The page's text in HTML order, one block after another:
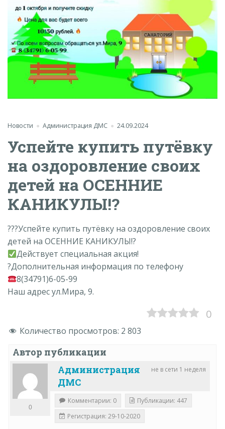
Новости Администрация ДМС 24.09.2024
Успейте купить путёвку
на оздоровление своих
детей на ОСЕННИЕ
КАНИКУЛЫ!?
???Успейте купить путёвку на оздоровление своих
детей на ОСЕННИЕ КАНИКУЛЫ!?
Действует специальная акция!
?Дополнительная информация по телефону
8(34791)6-05-99
Наш адрес ул.Мира, 9.
0
Количество просмотров: 2 803
Автор публикации
не в сети 1 неделя
Администрация
ДМС
0
Комментарии: 0
Публикации: 447
Регистрация: 29-10-2020